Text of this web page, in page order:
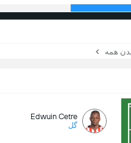
همه
Edwuin Cetre
گل